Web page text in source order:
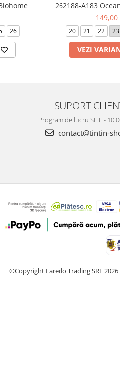
26
262188-A183
149,00
20 21 22 23
VEZI
SUPORT
Program de lucru SITE -
contact@tintin-
©Copyright Laredo Trading SRL 2026